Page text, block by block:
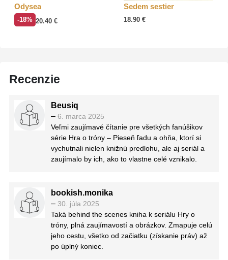
Odysea
-18% 20.40 €
Sedem sestier
18.90€
Recenzie
Beusiq
– 6. marca 2025
Veľmi zaujímavé čítanie pre všetkých fanúšikov
série Hra o tróny – Pieseň ľadu a ohňa, ktorí si
vychutnali nielen knižnú predlohu, ale aj seriál a
zaujímalo by ich, ako to vlastne celé vznikalo.
bookish.monika
– 30. júla 2025
Taká behind the scenes kniha k seriálu Hry o
tróny, plná zaujímavostí a obrázkov. Zmapuje celú
jeho cestu, všetko od začiatku (získanie práv) až
po úplný koniec.